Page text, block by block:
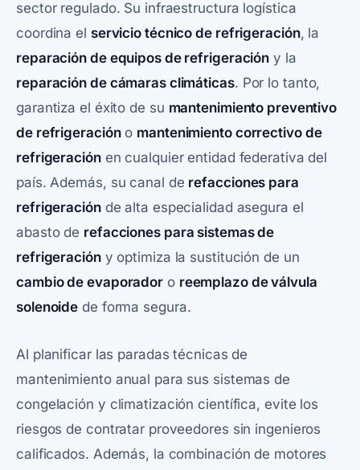
sector regulado. Su infraestructura logística
coordina el servicio técnico de refrigeración, la
reparación de equipos de refrigeración y la
reparación de cámaras climáticas. Por lo tanto,
garantiza el éxito de su mantenimiento preventivo
de refrigeracióno mantenimiento correctivode
refrigeraciónen cualquier entidad federativa del
país. Además, su canal de refacciones para
refrigeraciónde alta especialidad asegura el
abasto de refacciones para sistemas de
refrigeracióny optimiza la sustitución de un
cambio de evaporador o reemplazo de válvula
solenoide de forma segura.
Al planificar las paradas técnicas de
mantenimiento anual para sus sistemas de
congelación y climatización científica, evite los
riesgos de contratar proveedores sin ingenieros
calificados. Además, la combinación de motores